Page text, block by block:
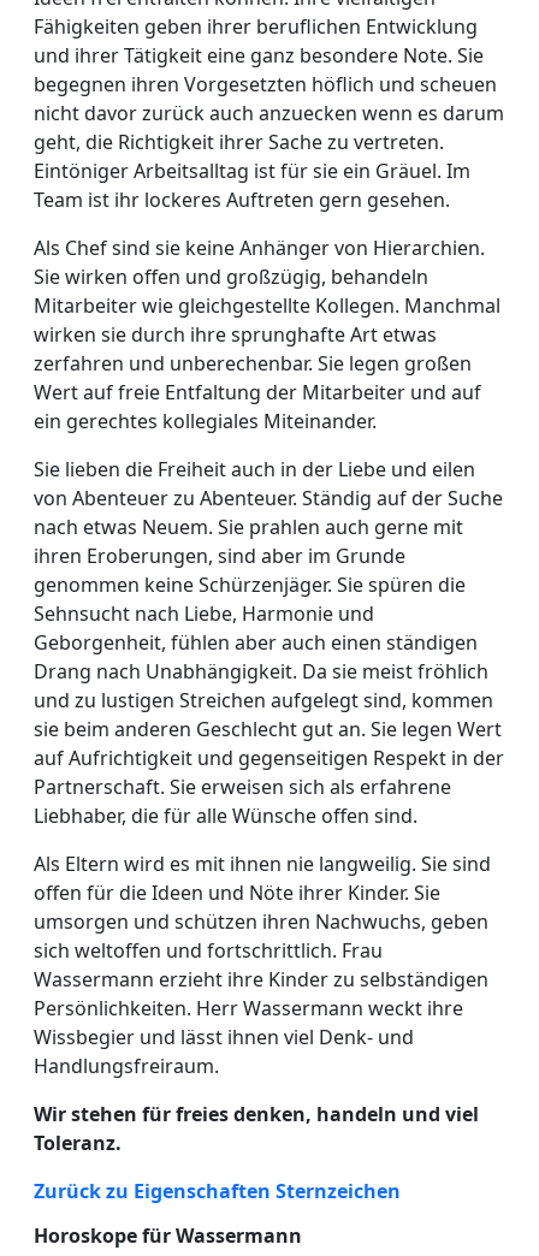
Fähigkeiten geben ihrer beruflichen Entwicklung
und ihrer Tätigkeit eine ganz besondere Note. Sie
begegnen ihren Vorgesetzten höflich und scheuen
nicht davor zurück auch anzuecken wenn es darum
geht, die Richtigkeit ihrer Sache zu vertreten.
Eintöniger Arbeitsalltag ist für sie ein Gräuel. Im
Team ist ihr lockeres Auftreten gern gesehen.
Als Chef sind sie keine Anhänger von Hierarchien.
Sie wirken offen und großzügig, behandeln
Mitarbeiter wie gleichgestellte Kollegen. Manchmal
wirken sie durch ihre sprunghafte Art etwas
zerfahren und unberechenbar. Sie legen großen
Wert auf freie Entfaltung der Mitarbeiter und auf
ein gerechtes kollegiales Miteinander.
Sie lieben die Freiheit auch in der Liebe und eilen
von Abenteuer zu Abenteuer. Ständig auf der Suche
nach etwas Neuem. Sie prahlen auch gerne mit
ihren Eroberungen, sind aber im Grunde
genommen keine Schürzenjäger. Sie spüren die
Sehnsucht nach Liebe, Harmonie und
Geborgenheit, fühlen aber auch einen ständigen
Drang nach Unabhängigkeit. Da sie meist fröhlich
und zu lustigen Streichen aufgelegt sind, kommen
sie beim anderen Geschlecht gut an. Sie legen Wert
auf Aufrichtigkeit und gegenseitigen Respekt in der
Partnerschaft. Sie erweisen sich als erfahrene
Liebhaber, die für alle Wünsche offen sind.
Als Eltern wird es mit ihnen nie langweilig. Sie sind
offen für die Ideen und Nöte ihrer Kinder. Sie
umsorgen und schützen ihren Nachwuchs, geben
sich weltoffen und fortschrittlich. Frau
Wassermann erzieht ihre Kinder zu selbständigen
Persönlichkeiten. Herr Wassermann weckt ihre
Wissbegier und lässt ihnen viel Denk- und
Handlungsfreiraum.
Wir stehen für freies denken, handeln und viel
Toleranz.
Zurück zu Eigenschaften Sternzeichen
Horoskope für Wassermann